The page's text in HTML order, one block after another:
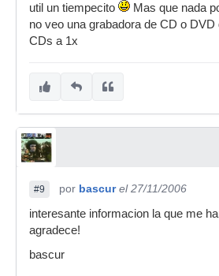
util un tiempecito
Mas que nada
no veo una grabadora de CD o
CDs a 1x
#9 por bascur el 27/11/2006
interesante informacion la que me
agradece!
bascur